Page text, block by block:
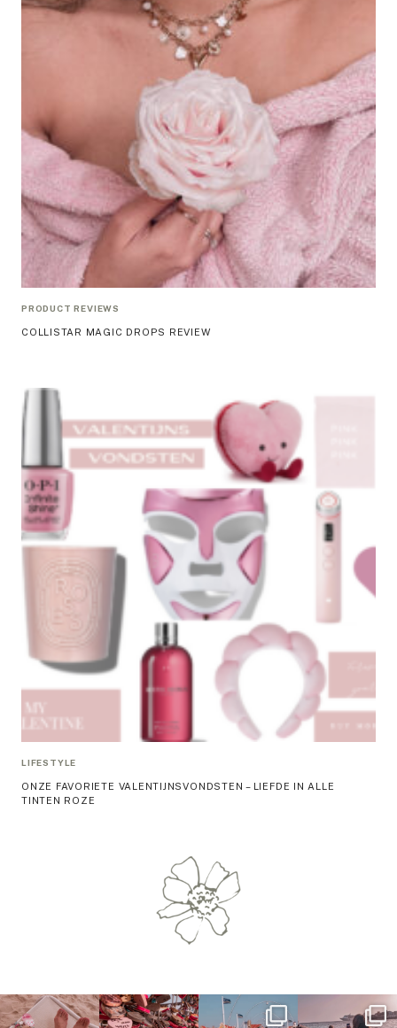
PRODUCT REVIEWS
COLLISTAR MAGIC DROPS REVIEW
LIFESTYLE
ONZE FAVORIETE VALENTIJNSVONDSTEN – LIEFDE IN ALLE
TINTEN ROZE